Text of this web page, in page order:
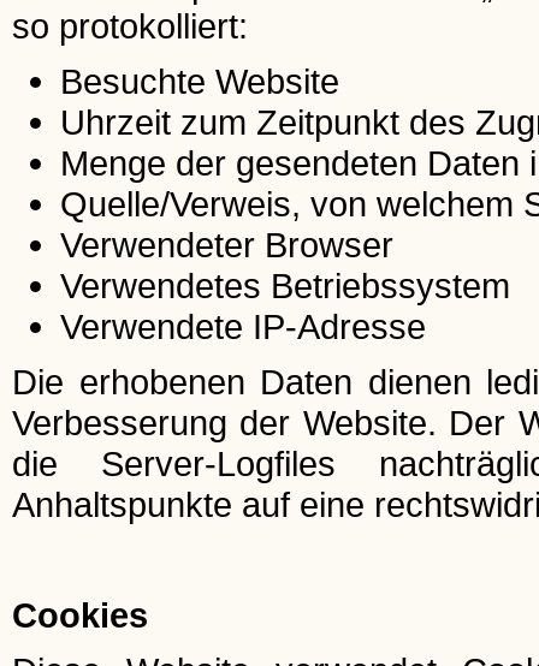
so protokolliert:
Besuchte Website
Uhrzeit zum Zeitpunkt des
Menge der gesendeten Daten
Quelle/Verweis, von welchem
Verwendeter Browser
Verwendetes Betriebssystem
Verwendete IP-Adresse
Die erhobenen Daten dienen
Verbesserung der Website. Der
die Server-Logfiles
Anhaltspunkte auf eine
Cookies